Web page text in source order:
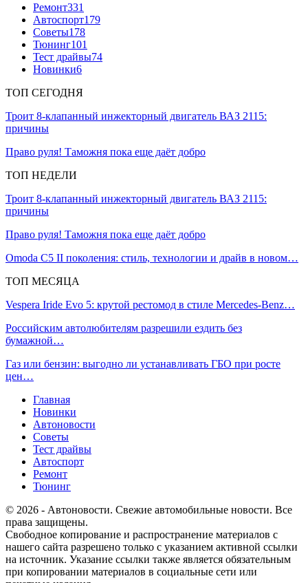
Ремонт331
Автоспорт179
Советы178
Тюнинг101
Тест драйвы74
Новинки6
ТОП СЕГОДНЯ
Троит 8-клапанный инжекторный двигатель ВАЗ 2115:
причины
Право руля! Таможня пока еще даёт добро
ТОП НЕДЕЛИ
Троит 8-клапанный инжекторный двигатель ВАЗ 2115:
причины
Право руля! Таможня пока еще даёт добро
Omoda C5 II поколения: стиль, технологии и драйв в новом…
ТОП МЕСЯЦА
Vespera Iride Evo 5: крутой рестомод в стиле Mercedes-Benz…
Российским автолюбителям разрешили ездить без
бумажной…
Газ или бензин: выгодно ли устанавливать ГБО при росте
цен…
Главная
Новинки
Автоновости
Советы
Тест драйвы
Автоспорт
Ремонт
Тюнинг
© 2026 - Автоновости. Свежие автомобильные новости. Все
права защищены.
Свободное копирование и распространение материалов с
нашего сайта разрешено только с указанием активной ссылки
на источник. Указание ссылки также является обязательным
при копировании материалов в социальные сети или